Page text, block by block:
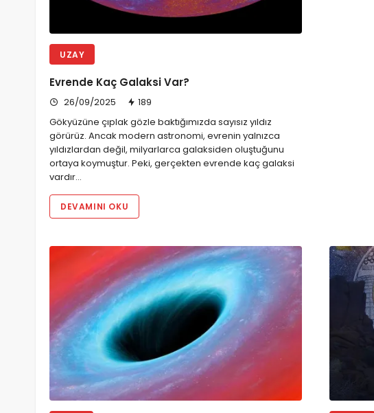
UZAY
Evrende Kaç Galaksi Var?
26/09/2025
189
Gökyüzüne çıplak gözle baktığımızda sayısız yıldız
görürüz. Ancak modern astronomi, evrenin yalnızca
yıldızlardan değil, milyarlarca galaksiden oluştuğunu
ortaya koymuştur. Peki, gerçekten evrende kaç galaksi
vardır…
DEVAMINI OKU